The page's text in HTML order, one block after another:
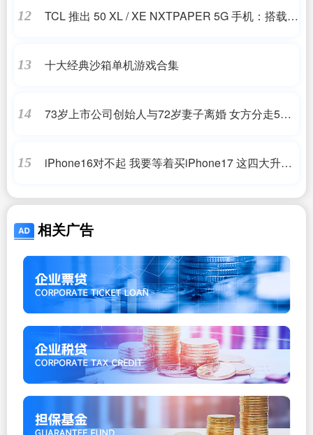
12
TCL 推出 50 XL / XE NXTPAPER 5G 手机：搭载联
13 十大经典沙箱单机游戏合集
14
73岁上市公司创始人与72岁妻子离婚 女方分走5亿
15
iPhone16对不起 我要等着买iPhone17 这四大升级
相关广告